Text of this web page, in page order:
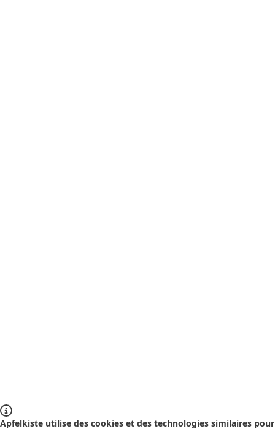
Apfelkiste utilise des cookies et des technologies similaires